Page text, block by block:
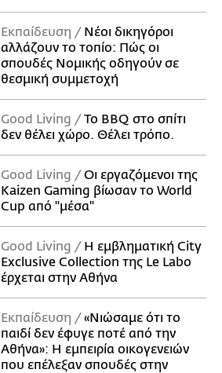
Εκπαίδευση
Νέοι δικηγόροι
αλλάζουν το τοπίο: Πώς οι
σπουδές Νομικής οδηγούν σε
θεσμική συμμετοχή
Good Living
Το BBQ στο σπίτι
δεν θέλει χώρο. Θέλει τρόπο.
Good Living
Οι εργαζόμενοι της
Kaizen Gaming βίωσαν το World
Cup από "μέσα"
Good Living
Η εμβληματική City
Exclusive Collection της Le Labo
έρχεται στην Αθήνα
Εκπαίδευση
«Νιώσαμε ότι το
παιδί δεν έφυγε ποτέ από την
Αθήνα»: Η εμπειρία οικογενειών
που επέλεξαν σπουδές στην